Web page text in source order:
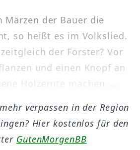
Märzen der Bauer die
so heißt es im Volkslied.
der Förster? Vor
und einen Knopf an
Holzernte machen. ...
verpassen in der Region
Hier kostenlos für den
GutenMorgenBB